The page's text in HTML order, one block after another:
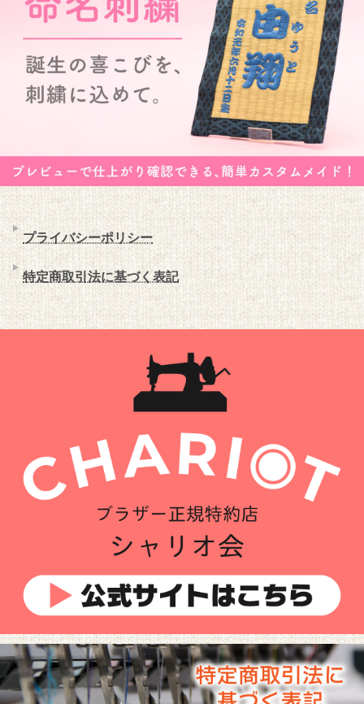
プライバシーポリシー
特定商取引法に基づく表記